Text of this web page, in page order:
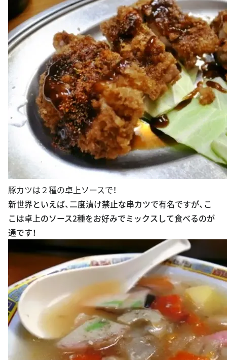
豚カツは２種の卓上ソースで！
新世界といえば、二度漬け禁止な串カツで有名ですが、こ
こは卓上のソース2種をお好みでミックスして食べるのが
通です！